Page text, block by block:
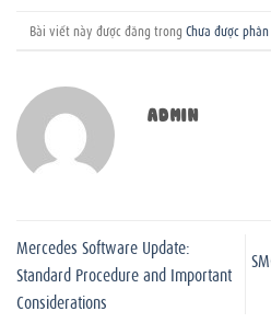
Bài viết này được đăng trong Chưa được
ADMIN
Mercedes Software Update:
Standard Procedure and Important
Considerations